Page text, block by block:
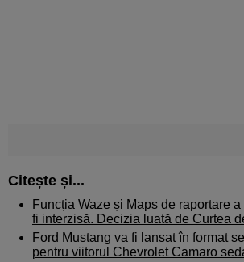
Citește și...
Funcția Waze și Maps de raportare
fi interzisă. Decizia luată de Curtea
Ford Mustang va fi lansat în format
pentru viitorul Chevrolet Camaro